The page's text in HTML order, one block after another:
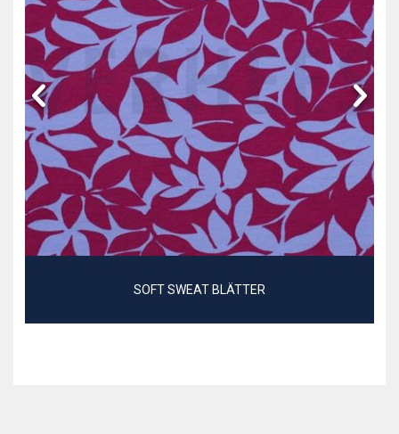
SOFT SWEAT BLÄTTER